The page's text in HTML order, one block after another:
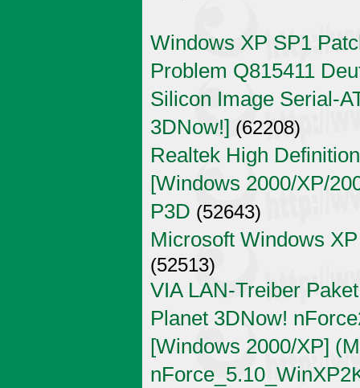
Windows XP SP1
Problem Q815411
Silicon Image Serial-
3DNow!] (62208)
Realtek High
[Windows 2000/XP/
P3D (52643)
Microsoft Windows
(52513)
VIA LAN-Treiber
Planet 3DNow!
[Windows 2000/XP]